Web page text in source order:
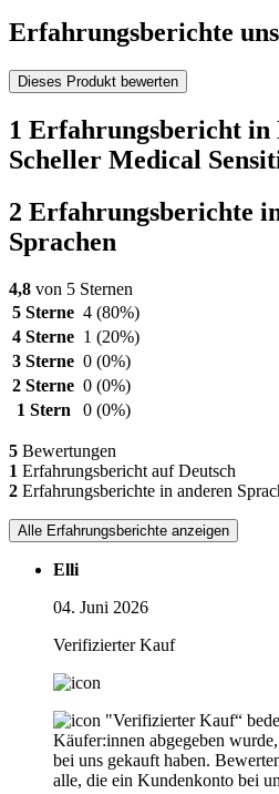
Erfahrungsberichte
Dieses Produkt bewerten
1 Erfahrungsbericht in
Scheller Medical
2 Erfahrungsberichte
Sprachen
4,8 von 5 Sternen
5 Sterne 4 (80%)
4 Sterne 1 (20%)
3 Sterne 0 (0%)
2 Sterne 0 (0%)
1 Stern
0 (0%)
5 Bewertungen
1 Erfahrungsbericht auf Deutsch
2 Erfahrungsberichte in anderen
Alle Erfahrungsberichte anzeigen
Elli
04. Juni 2026
Verifizierter Kauf
"Verifizierter Kauf“
Käufer:innen abgegeben
bei uns gekauft haben.
alle, die ein Kundenkonto bei